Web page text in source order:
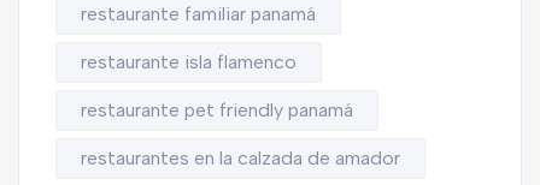
restaurante familiar panamá
restaurante isla flamenco
restaurante pet friendly panamá
restaurantes en la calzada de amador